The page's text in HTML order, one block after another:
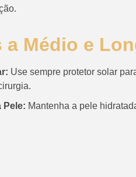
a Médio e
Use sempre protetor solar
Pele: Mantenha a pele